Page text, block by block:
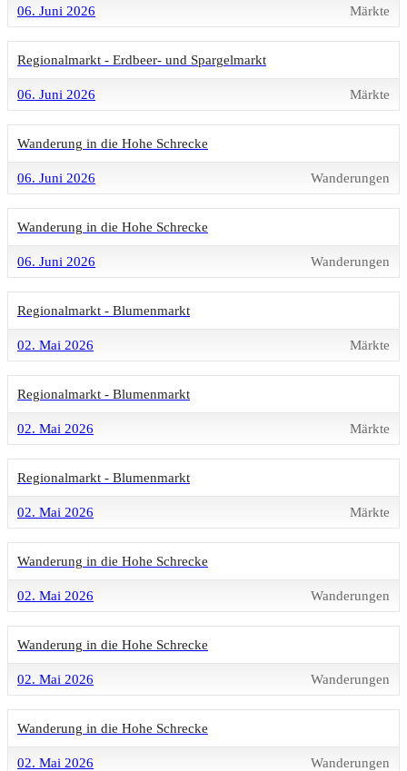
06. Juni 2026 Märkte
Regionalmarkt - Erdbeer- und Spargelmarkt
06. Juni 2026 Märkte
Wanderung in die Hohe Schrecke
06. Juni 2026 Wanderungen
Wanderung in die Hohe Schrecke
06. Juni 2026 Wanderungen
Regionalmarkt - Blumenmarkt
02. Mai 2026 Märkte
Regionalmarkt - Blumenmarkt
02. Mai 2026 Märkte
Regionalmarkt - Blumenmarkt
02. Mai 2026 Märkte
Wanderung in die Hohe Schrecke
02. Mai 2026 Wanderungen
Wanderung in die Hohe Schrecke
02. Mai 2026 Wanderungen
Wanderung in die Hohe Schrecke
02. Mai 2026 Wanderungen